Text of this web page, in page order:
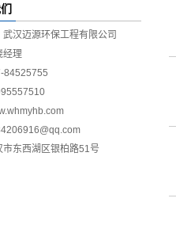
武汉迈源环保工程有限公司
经理
84525755
市东西湖区银柏路51号